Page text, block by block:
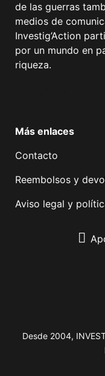
de las guerras
medios de
Investig’Action
por un mundo en
riqueza.
Más enlaces
Contacto
Reembolsos y
Aviso legal y
Desde 2004,